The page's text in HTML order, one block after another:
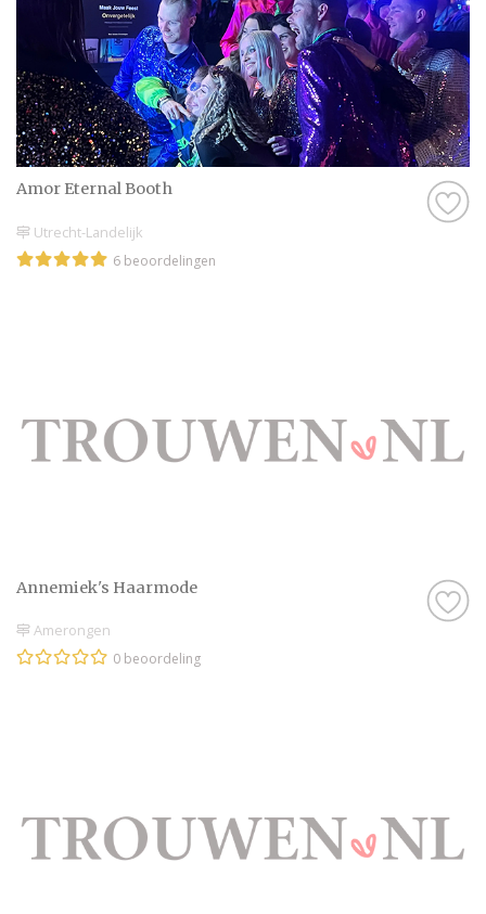
Amor Eternal Booth
Utrecht-Landelijk
6 beoordelingen
Annemiek's Haarmode
Amerongen
0 beoordeling